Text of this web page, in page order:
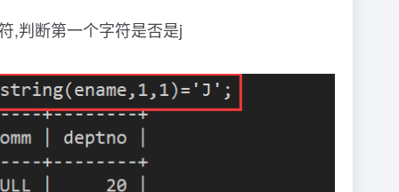
,判断第一个字符是否是j